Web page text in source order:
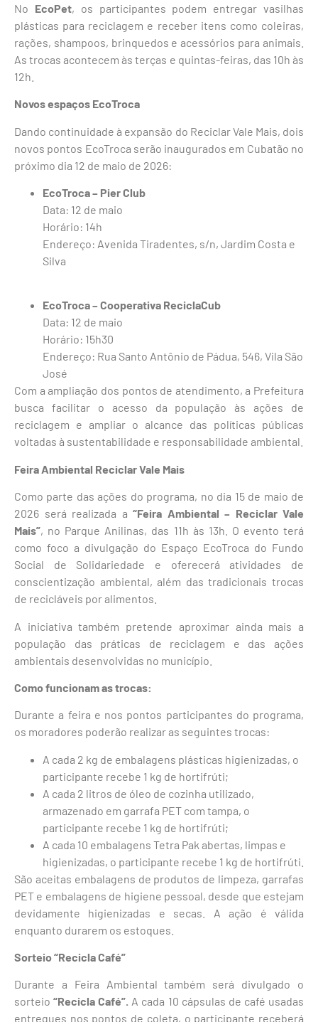
No EcoPet, os participantes podem entregar vasilhas
plásticas para reciclagem e receber itens como coleiras,
rações, shampoos, brinquedos e acessórios para animais.
As trocas acontecem às terças e quintas-feiras, das 10h às
12h.
Novos espaços EcoTroca
Dando continuidade à expansão do Reciclar Vale Mais, dois
novos pontos EcoTroca serão inaugurados em Cubatão no
próximo dia 12 de maio de 2026:
EcoTroca – Pier Club
Data: 12 de maio
Horário: 14h
Endereço: Avenida Tiradentes, s/n, Jardim Costa e
Silva
EcoTroca – Cooperativa ReciclaCub
Data: 12 de maio
Horário: 15h30
Endereço: Rua Santo Antônio de Pádua, 546, Vila São
José
Com a ampliação dos pontos de atendimento, a Prefeitura
busca facilitar o acesso da população às ações de
reciclagem e ampliar o alcance das políticas públicas
voltadas à sustentabilidade e responsabilidade ambiental.
Feira Ambiental Reciclar Vale Mais
Como parte das ações do programa, no dia 15 de maio de
2026 será realizada a “Feira Ambiental – Reciclar Vale
Mais”, no Parque Anilinas, das 11h às 13h. O evento terá
como foco a divulgação do Espaço EcoTroca do Fundo
Social de Solidariedade e oferecerá atividades de
conscientização ambiental, além das tradicionais trocas
de recicláveis por alimentos.
A iniciativa também pretende aproximar ainda mais a
população das práticas de reciclagem e das ações
ambientais desenvolvidas no município.
Como funcionam as trocas:
Durante a feira e nos pontos participantes do programa,
os moradores poderão realizar as seguintes trocas:
A cada 2 kg de embalagens plásticas higienizadas, o
participante recebe 1 kg de hortifrúti;
A cada 2 litros de óleo de cozinha utilizado,
armazenado em garrafa PET com tampa, o
participante recebe 1 kg de hortifrúti;
A cada 10 embalagens Tetra Pak abertas, limpas e
higienizadas, o participante recebe 1 kg de hortifrúti.
São aceitas embalagens de produtos de limpeza, garrafas
PET e embalagens de higiene pessoal, desde que estejam
devidamente higienizadas e secas. A ação é válida
enquanto durarem os estoques.
Sorteio “Recicla Café”
Durante a Feira Ambiental também será divulgado o
sorteio“Recicla Café”. A cada 10 cápsulas de café usadas
entregues nos pontos de coleta, o participante receberá